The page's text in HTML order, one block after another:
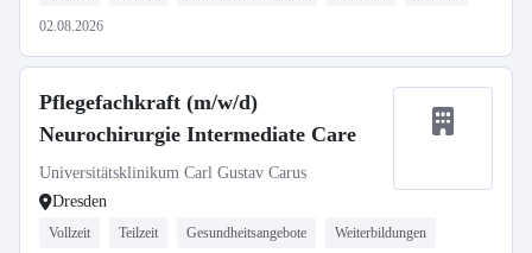
02.08.2026
Pflegefachkraft (m/w/d)
Neurochirurgie Intermediate Care
Universitätsklinikum Carl Gustav Carus
Dresden
Vollzeit Teilzeit Gesundheitsangebote Weiterbildungen